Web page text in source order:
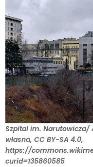
Szpital im. Narutowicza/
własna, CC BY-SA 4.0,
https://
curid=135860585